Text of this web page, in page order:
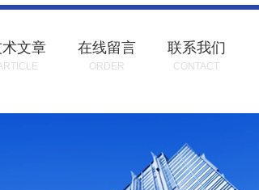
文章 在线留言
ORDER
联系我们
CONTACT